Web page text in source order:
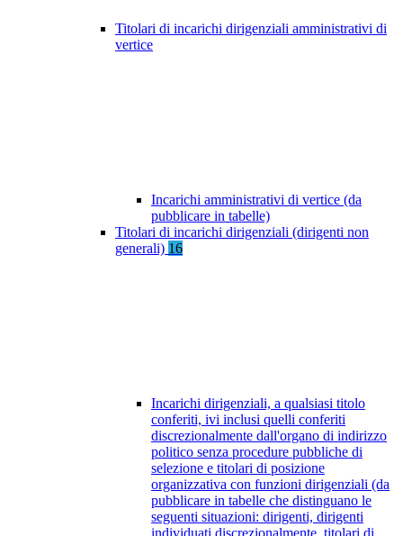
Titolari di incarichi dirigenziali amministrativi di
vertice
Incarichi amministrativi di vertice (da
pubblicare in tabelle)
Titolari di incarichi dirigenziali (dirigenti non
generali) 16
Incarichi dirigenziali, a qualsiasi titolo
conferiti, ivi inclusi quelli conferiti
discrezionalmente dall'organo di indirizzo
politico senza procedure pubbliche di
selezione e titolari di posizione
organizzativa con funzioni dirigenziali (da
pubblicare in tabelle che distinguano le
seguenti situazioni: dirigenti, dirigenti